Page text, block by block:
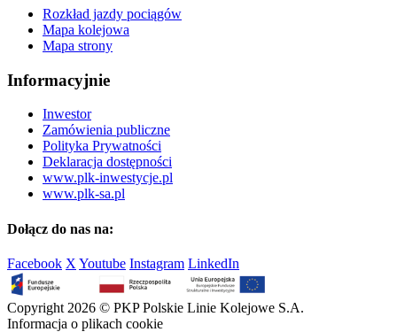
Rozkład jazdy pociągów
Mapa kolejowa
Mapa strony
Informacyjnie
Inwestor
Zamówienia publiczne
Polityka Prywatności
Deklaracja dostępności
www.plk-inwestycje.pl
www.plk-sa.pl
Dołącz do nas na:
Facebook X Youtube Instagram LinkedIn
Copyright 2026 © PKP Polskie Linie Kolejowe S.A.
Informacja o plikach cookie